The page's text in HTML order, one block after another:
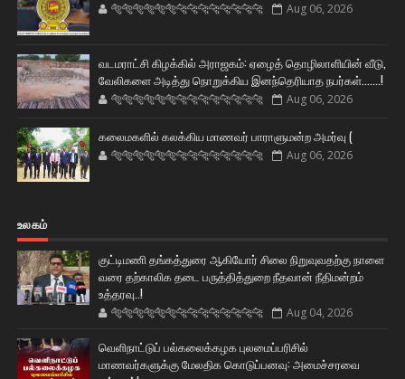
🐅🐅🐅🐅🐅🐅🐆🐆🐆🐆🐆🐆🐆🐆 Aug 06, 2026
வடமராட்சி கிழக்கில் அராஜகம்: ஏழைத் தொழிலாளியின் வீடு,
வேலிகளை அடித்து நொறுக்கிய இனந்தெரியாத நபர்கள்.......!
🐅🐅🐅🐅🐅🐅🐆🐆🐆🐆🐆🐆🐆🐆 Aug 06, 2026
கலைமகளில் கலக்கிய மாணவர் பாராளுமன்ற அமர்வு (
🐅🐅🐅🐅🐅🐅🐆🐆🐆🐆🐆🐆🐆🐆 Aug 06, 2026
உலகம்
குட்டிமணி தங்கத்துரை ஆகியோர் சிலை நிறுவுவதற்கு நாளை
வரை தற்காலிக தடை பருத்தித்துறை நீதவான் நீதிமன்றம்
உத்தரவு..!
🐅🐅🐅🐅🐅🐅🐆🐆🐆🐆🐆🐆🐆🐆 Aug 04, 2026
வெளிநாட்டுப் பல்கலைக்கழக புலமைப்பரிசில்
மாணவர்களுக்கு மேலதிக கொடுப்பனவு: அமைச்சரவை